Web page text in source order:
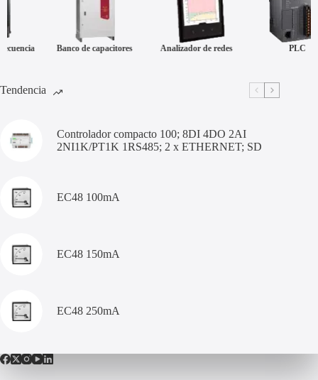
Banco de capacitores Analizador de redes
Tendencia
Controlador compacto 100; 8DI 4DO 2AI
2NI1K/PT1K 1RS485; 2 x ETHERNET; SD
EC48 100mA
EC48 150mA
EC48 250mA